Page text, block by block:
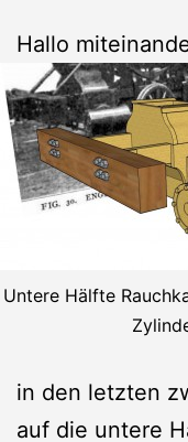
Hallo
Untere Hälfte
in den letzten
auf die untere